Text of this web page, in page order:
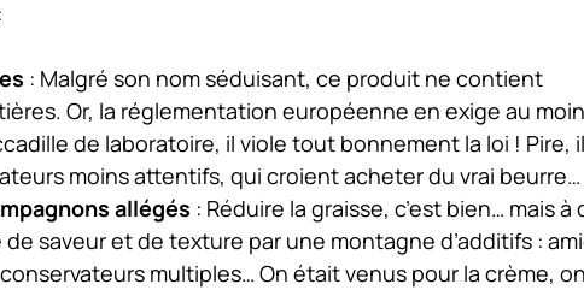
: Malgré son nom séduisant, ce produit ne contient
Or, la réglementation européenne en exige au
de laboratoire, il viole tout bonnement la loi ! Pire, il
moins attentifs, qui croient acheter du vrai beurre…
allégés : Réduire la graisse, c’est bien… mais à
saveur et de texture par une montagne d’additifs :
multiples… On était venus pour la crème, on